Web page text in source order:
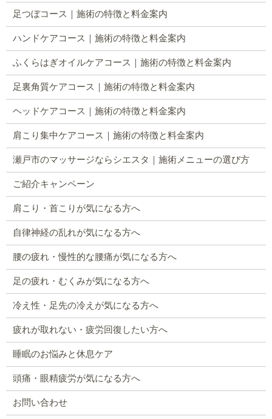
足つぼコース｜施術の特徴と料金案内
ハンドケアコース｜施術の特徴と料金案内
ふくらはぎオイルケアコース｜施術の特徴と料金案内
足裏角質ケアコース｜施術の特徴と料金案内
ヘッドケアコース｜施術の特徴と料金案内
肩こり集中ケアコース｜施術の特徴と料金案内
瀬戸市のマッサージならシエスタ｜施術メニューの選び方
ご紹介キャンペーン
肩こり・首こりが気になる方へ
自律神経の乱れが気になる方へ
腰の疲れ・慢性的な腰痛が気になる方へ
足の疲れ・むくみが気になる方へ
冷え性・足先の冷えが気になる方へ
疲れが取れない・疲労回復したい方へ
睡眠のお悩みと休息ケア
頭痛・眼精疲労が気になる方へ
お問い合わせ